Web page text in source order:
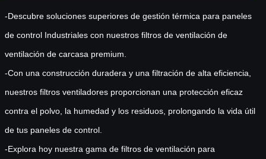
-Descubre soluciones superiores de gestión térmica para paneles
de control Industriales con nuestros filtros de ventilación de
ventilación de carcasa premium.
-Con una construcción duradera y una filtración de alta eficiencia,
nuestros filtros ventiladores proporcionan una protección eficaz
contra el polvo, la humedad y los residuos, prolongando la vida útil
de tus paneles de control.
-Explora hoy nuestra gama de filtros de ventilación para